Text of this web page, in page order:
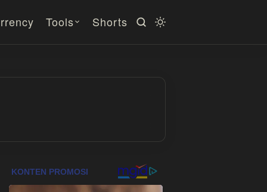
Tools Shorts